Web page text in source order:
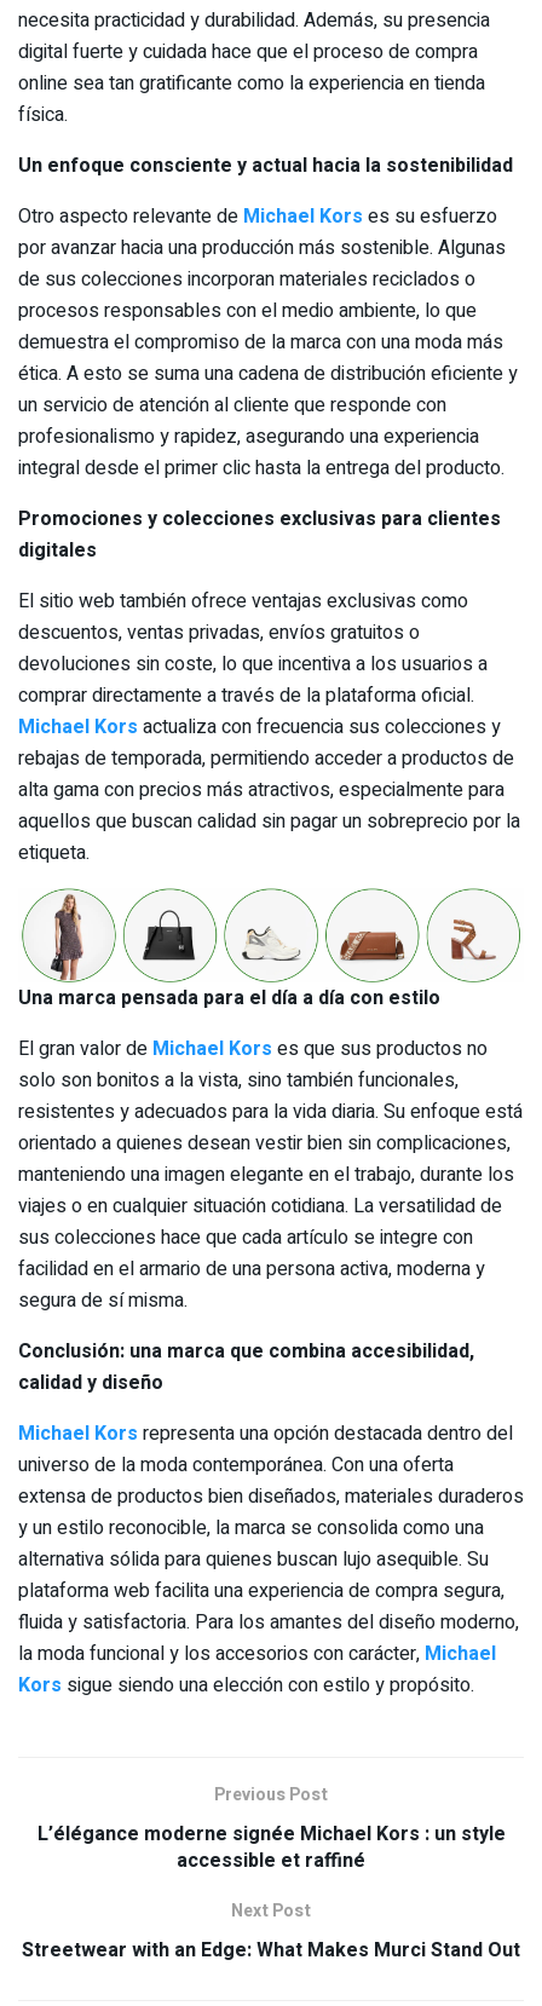
necesita practicidad y durabilidad. Además, su presencia
digital fuerte y cuidada hace que el proceso de compra
online sea tan gratificante como la experiencia en tienda
física.
Un enfoque consciente y actual hacia la sostenibilidad
Otro aspecto relevante de Michael Kors es su esfuerzo
por avanzar hacia una producción más sostenible. Algunas
de sus colecciones incorporan materiales reciclados o
procesos responsables con el medio ambiente, lo que
demuestra el compromiso de la marca con una moda más
ética. A esto se suma una cadena de distribución eficiente y
un servicio de atención al cliente que responde con
profesionalismo y rapidez, asegurando una experiencia
integral desde el primer clic hasta la entrega del producto.
Promociones y colecciones exclusivas para clientes
digitales
El sitio web también ofrece ventajas exclusivas como
descuentos, ventas privadas, envíos gratuitos o
devoluciones sin coste, lo que incentiva a los usuarios a
comprar directamente a través de la plataforma oficial.
Michael Kors actualiza con frecuencia sus colecciones y
rebajas de temporada, permitiendo acceder a productos de
alta gama con precios más atractivos, especialmente para
aquellos que buscan calidad sin pagar un sobreprecio por la
etiqueta.
Una marca pensada para el día a día con estilo
El gran valor de Michael Kors es que sus productos no
solo son bonitos a la vista, sino también funcionales,
resistentes y adecuados para la vida diaria. Su enfoque está
orientado a quienes desean vestir bien sin complicaciones,
manteniendo una imagen elegante en el trabajo, durante los
viajes o en cualquier situación cotidiana. La versatilidad de
sus colecciones hace que cada artículo se integre con
facilidad en el armario de una persona activa, moderna y
segura de sí misma.
Conclusión: una marca que combina accesibilidad,
calidad y diseño
Michael Kors representa una opción destacada dentro del
universo de la moda contemporánea. Con una oferta
extensa de productos bien diseñados, materiales duraderos
y un estilo reconocible, la marca se consolida como una
alternativa sólida para quienes buscan lujo asequible. Su
plataforma web facilita una experiencia de compra segura,
fluida y satisfactoria. Para los amantes del diseño moderno,
la moda funcional y los accesorios con carácter, Michael
Kors sigue siendo una elección con estilo y propósito.
Previous Post
L’élégance moderne signée Michael Kors : un style
accessible et raffiné
Next Post
Streetwear with an Edge: What Makes Murci Stand Out